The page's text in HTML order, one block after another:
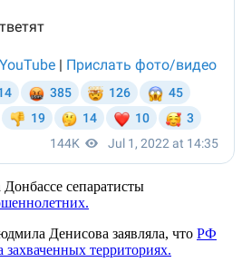
сепаратисты
Денисова заявляла, что РФ
территориях.